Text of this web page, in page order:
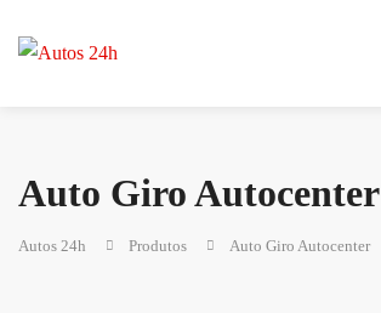
Auto Giro Autocenter
Autos 24h Produtos Auto Giro Autocenter